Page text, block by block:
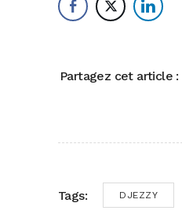
Partagez cet article :
Tags: DJEZZY